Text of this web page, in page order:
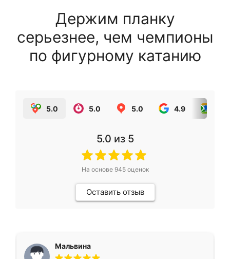
Держим планку
серьезнее, чем чемпионы
по фигурному катанию
5.0 5.0 5.0 4.9
5.0 из 5
На основе 945оценок
Оставить отзыв
Мальвина